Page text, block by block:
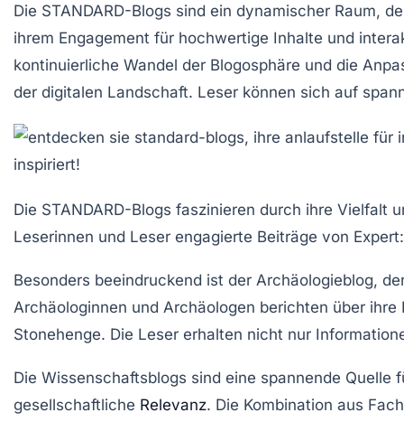
Die STANDARD-Blogs sind ein dynamischer Raum,
ihrem Engagement für hochwertige Inhalte und
kontinuierliche Wandel der Blogosphäre und die
der digitalen Landschaft. Leser können sich auf
Die STANDARD-Blogs faszinieren durch ihre Vielfalt
Leserinnen und Leser engagierte Beiträge von
Besonders beeindruckend ist der Archäologieblog,
Archäologinnen und Archäologen berichten über
Stonehenge. Die Leser erhalten nicht nur
Die Wissenschaftsblogs sind eine spannende Quelle
gesellschaftliche Relevanz. Die Kombination aus